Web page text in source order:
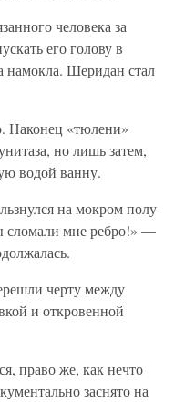
человека за
его голову в
намокла. Шеридан стал
Наконец «тюлени»
но лишь затем,
водой ванну.
на мокром полу
сломали мне ребро!» —
черту между
и откровенной
право же, как нечто
заснято на